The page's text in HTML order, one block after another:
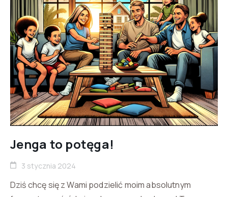
Jenga to potęga!
3 stycznia 2024
Dziś chcę się z Wami podzielić moim absolutnym